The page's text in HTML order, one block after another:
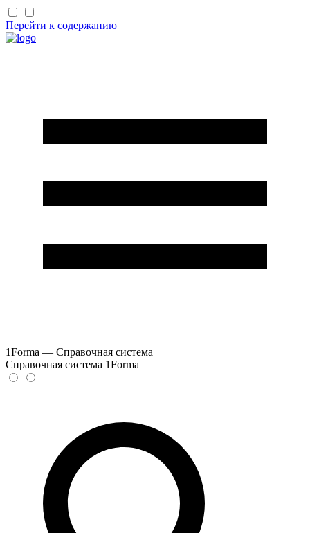
Перейти к содержанию
1Forma — Справочная система
Справочная система 1Forma